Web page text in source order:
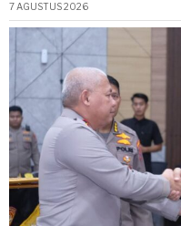
7 AGUSTUS 2026